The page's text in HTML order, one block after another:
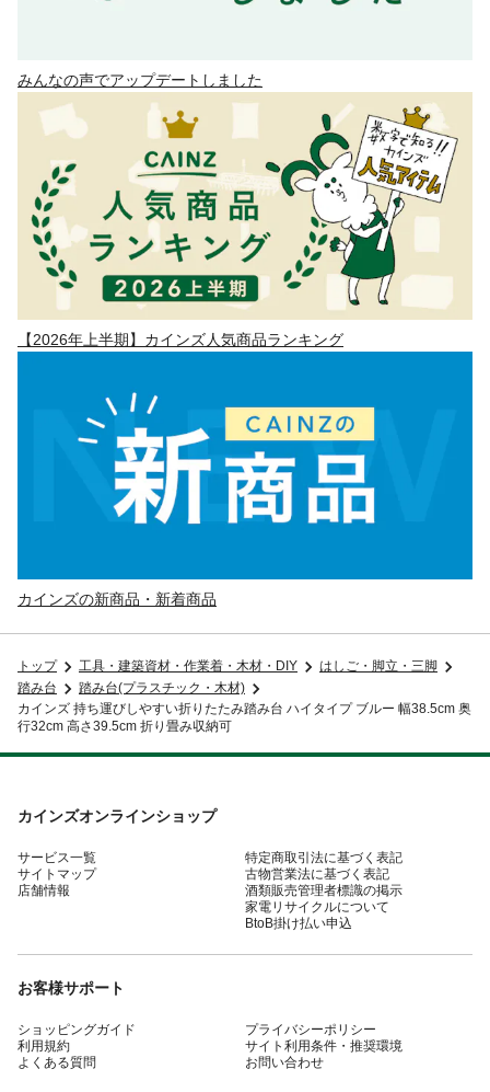
みんなの声でアップデートしました
【2026年上半期】カインズ人気商品ランキング
カインズの新商品・新着商品
トップ 工具・建築資材・作業着・木材・DIY
はしご・脚立・三脚
踏み台
踏み台(プラスチック・木材)
カインズ 持ち運びしやすい折りたたみ踏み台 ハイタイプ ブルー 幅38.5cm 奥
行32cm 高さ39.5cm 折り畳み収納可
カインズオンラインショップ
サービス一覧
サイトマップ
店舗情報
特定商取引法に基づく表記
古物営業法に基づく表記
酒類販売管理者標識の掲示
家電リサイクルについて
BtoB掛け払い申込
お客様サポート
ショッピングガイド
利用規約
よくある質問
プライバシーポリシー
サイト利用条件・推奨環境
お問い合わせ